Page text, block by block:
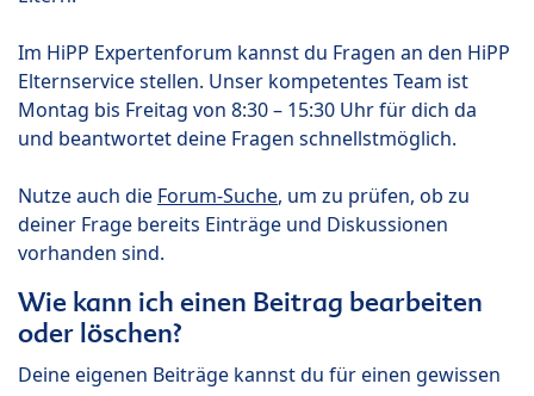
Im HiPP Expertenforum kannst du Fragen an den HiPP
Elternservice stellen. Unser kompetentes Team ist
Montag bis Freitag von 8:30 – 15:30 Uhr für dich da
und beantwortet deine Fragen schnellstmöglich.
Nutze auch die Forum-Suche, um zu prüfen, ob zu
deiner Frage bereits Einträge und Diskussionen
vorhanden sind.
Wie kann ich einen Beitrag bearbeiten
oder löschen?
Deine eigenen Beiträge kannst du für einen gewissen